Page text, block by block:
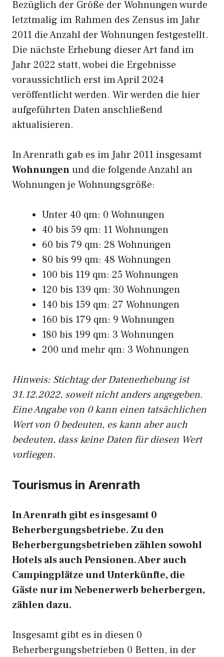
Bezüglich der Größe der Wohnungen wurde
letztmalig im Rahmen des Zensus im Jahr
2011 die Anzahl der Wohnungen festgestellt.
Die nächste Erhebung dieser Art fand im
Jahr 2022 statt, wobei die Ergebnisse
voraussichtlich erst im April 2024
veröffentlicht werden. Wir werden die hier
aufgeführten Daten anschließend
aktualisieren.
In Arenrath gab es im Jahr 2011 insgesamt
Wohnungenund die folgende Anzahl an
Wohnungen je Wohnungsgröße:
Unter 40 qm: 0 Wohnungen
40 bis 59 qm: 11 Wohnungen
60 bis 79 qm: 28 Wohnungen
80 bis 99 qm: 48 Wohnungen
100 bis 119 qm: 25 Wohnungen
120 bis 139 qm: 30 Wohnungen
140 bis 159 qm: 27 Wohnungen
160 bis 179 qm: 9 Wohnungen
180 bis 199 qm: 3 Wohnungen
200 und mehr qm: 3 Wohnungen
Hinweis: Stichtag der Datenerhebung ist
31.12.2022, soweit nicht anders angegeben.
Eine Angabe von 0 kann einen tatsächlichen
Wert von 0 bedeuten, es kann aber auch
bedeuten, dass keine Daten für diesen Wert
vorliegen.
Tourismus in Arenrath
In Arenrath gibt es insgesamt 0
Beherbergungsbetriebe. Zu den
Beherbergungsbetrieben zählen sowohl
Hotels als auch Pensionen. Aber auch
Campingplätze und Unterkünfte, die
Gäste nur im Nebenerwerb beherbergen,
zählen dazu.
Insgesamt gibt es in diesen 0
Beherbergungsbetrieben 0 Betten, in der